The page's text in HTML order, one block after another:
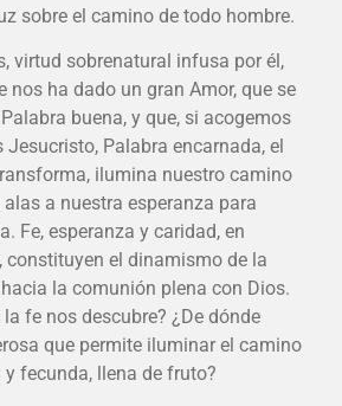
sobre el camino de todo hombre.
virtud sobrenatural infusa por él,
nos ha dado un gran Amor, que se
buena, y que, si acogemos
Jesucristo, Palabra encarnada, el
ilumina nuestro camino
a nuestra esperanza para
Fe, esperanza y caridad, en
constituyen el dinamismo de la
la comunión plena con Dios.
fe nos descubre? ¿De dónde
que permite iluminar el camino
fecunda, llena de fruto?